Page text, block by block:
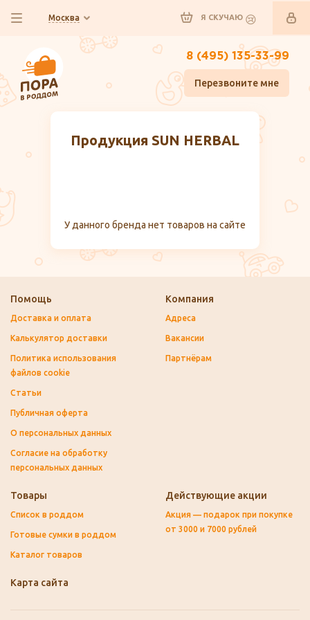
Москва Я СКУЧАЮ
8 (495) 135-33-99
Перезвоните мне
Продукция SUN HERBAL
У данного бренда нет товаров на сайте
Помощь
Доставка и оплата
Калькулятор доставки
Политика использования
файлов cookie
Статьи
Публичная оферта
О персональных данных
Согласие на обработку
персональных данных
Компания
Адреса
Вакансии
Партнёрам
Товары
Список в роддом
Готовые сумки в роддом
Каталог товаров
Действующие акции
Акция — подарок при покупке
от 3000 и 7000 рублей
Карта сайта